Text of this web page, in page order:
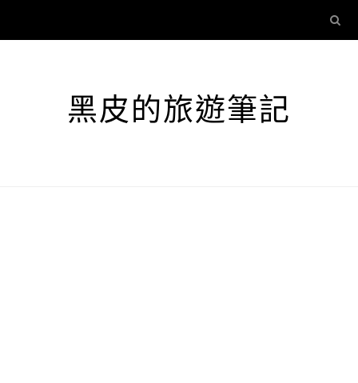
黑皮的旅遊筆記